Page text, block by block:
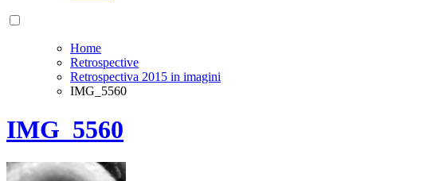
Home
Retrospective
Retrospectiva 2015 in imagini
IMG_5560
IMG_5560